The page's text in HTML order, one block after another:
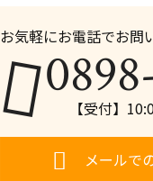
お気軽にお電話でお問
【受付】
メールで